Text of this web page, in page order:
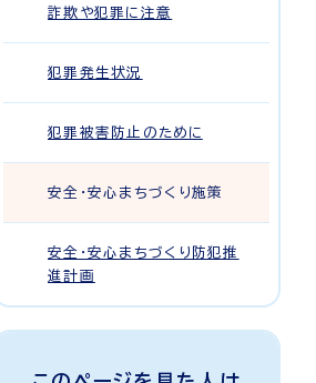
詐欺や犯罪に注意
犯罪発生状況
犯罪被害防止のために
安全・安心まちづくり施策
安全・安心まちづくり防犯推
進計画